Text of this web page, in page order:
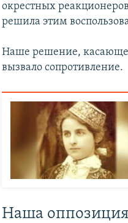
окрестных
решила этим
Наше решение,
вызвало сопротивление.
Наша оппозиция